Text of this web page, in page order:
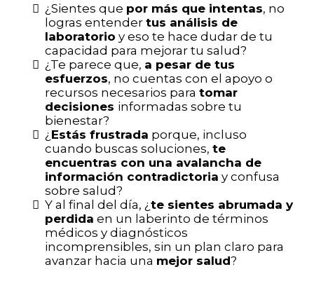
¿Sientes que por más que intentas, no
logras entender tus análisis de
laboratorio y eso te hace dudar de tu
capacidad para mejorar tu salud?
¿Te parece que, a pesar de tus
esfuerzos, no cuentas con el apoyo o
recursos necesarios para tomar
decisiones informadas sobre tu
bienestar?
¿ Estás frustrada porque, incluso
cuando buscas soluciones, te
encuentras con una avalancha de
información contradictoria y confusa
sobre salud?
Y al final del día, ¿ te sientes abrumada y
perdida en un laberinto de términos
médicos y diagnósticos
incomprensibles, sin un plan claro para
avanzar hacia una mejor salud?